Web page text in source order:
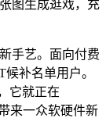
图生成逛戏，充
手艺。面向付费
候补名单用户。
它就正在
来一众软硬件新